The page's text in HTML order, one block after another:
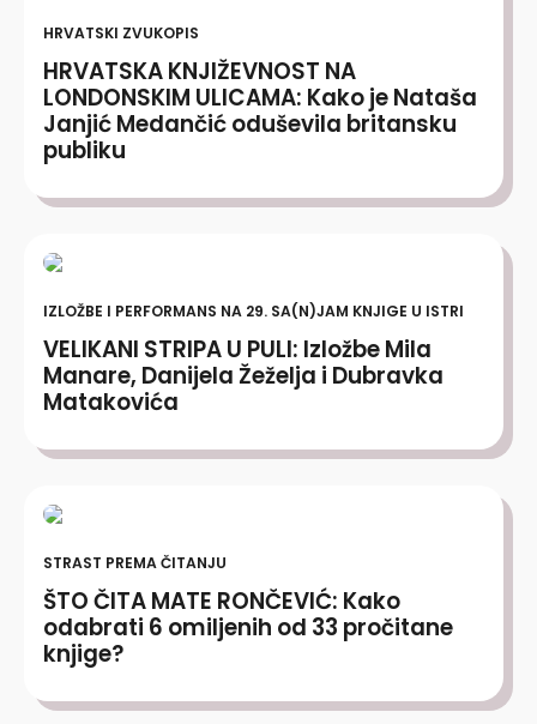
HRVATSKI ZVUKOPIS
HRVATSKA KNJIŽEVNOST NA
LONDONSKIM ULICAMA: Kako je Nataša
Janjić Medančić oduševila britansku
publiku
IZLOŽBE I PERFORMANS NA 29. SA(N)JAM KNJIGE U ISTRI
VELIKANI STRIPA U PULI: Izložbe Mila
Manare, Danijela Žeželja i Dubravka
Matakovića
STRAST PREMA ČITANJU
ŠTO ČITA MATE RONČEVIĆ: Kako
odabrati 6 omiljenih od 33 pročitane
knjige?